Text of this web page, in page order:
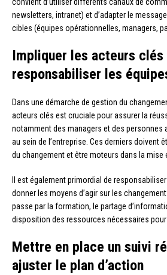
convient d’utiliser différents canaux de
newsletters, intranet) et d’adapter le
cibles (équipes opérationnelles, managers,
Impliquer les acteurs clés
responsabiliser les
Dans une démarche de gestion du
acteurs clés est cruciale pour assurer la
notamment des managers et des personnes
au sein de l’entreprise. Ces derniers doivent
du changement et être moteurs dans la
Il est également primordial de
donner les moyens d’agir sur les
passe par la formation, le partage
disposition des ressources nécessaires
Mettre en place un suivi
ajuster le plan d’action